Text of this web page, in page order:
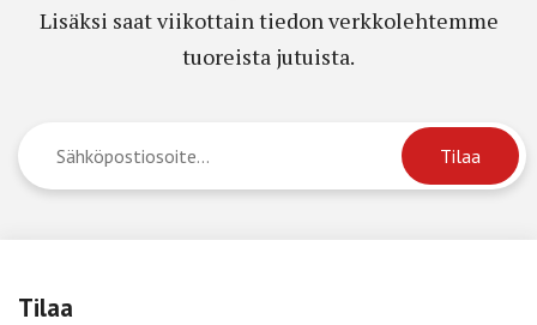
Lisäksi saat viikottain tiedon verkkolehtemme
tuoreista jutuista.
Tilaa